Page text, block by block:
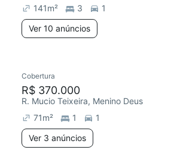
141m² 3
1
Ver 10 anúncios
Redecorar
Cobertura
R$ 370.000
R. Mucio Teixeira, Menino Deus
71m² 1
1
Ver 3 anúncios